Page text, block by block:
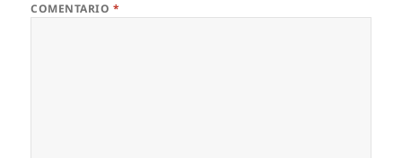
COMENTARIO *